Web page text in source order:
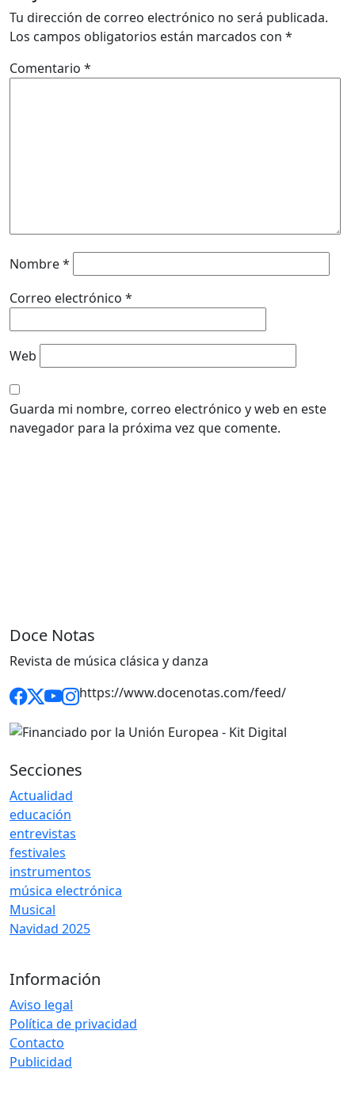
Tu dirección de correo electrónico no será publicada.
Los campos obligatorios están marcados con *
Comentario *
Nombre*
Correo electrónico *
Web
Guarda mi nombre, correo electrónico y web en este
navegador para la próxima vez que comente.
Doce Notas
Revista de música clásica y danza
https://www.docenotas.com/feed/
Secciones
Actualidad
educación
entrevistas
festivales
instrumentos
música electrónica
Musical
Navidad 2025
Información
Aviso legal
Política de privacidad
Contacto
Publicidad